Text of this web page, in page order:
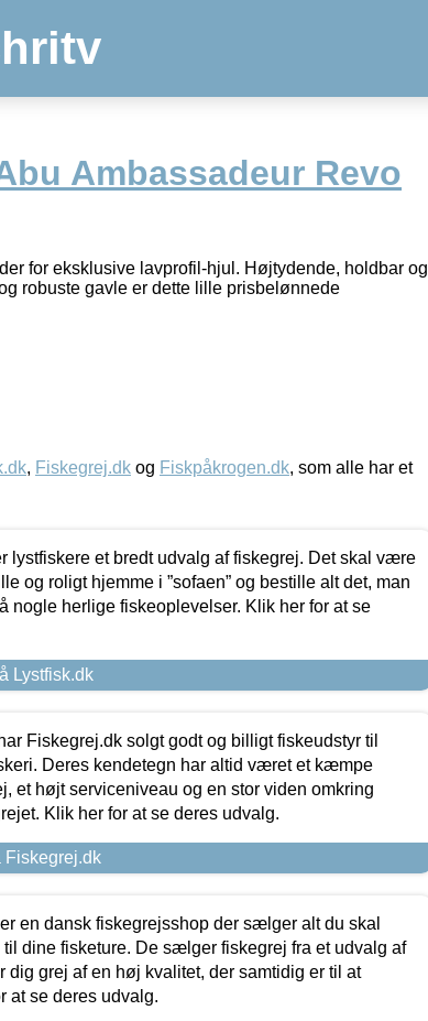
Ambassadeur Revo
for eksklusive lavprofil-hjul. Højtydende, holdbar og
robuste gavle er dette lille prisbelønnede
, Fiskegrej.dk og Fiskpåkrogen.dk, som alle har et
lystfiskere et bredt udvalg af fiskegrej. Det skal være
og roligt hjemme i ”sofaen” og bestille alt det, man
nogle herlige fiskeoplevelser. Klik her for at se
Lystfisk.dk
Fiskegrej.dk solgt godt og billigt fiskeudstyr til
Deres kendetegn har altid været et kæmpe
et højt serviceniveau og en stor viden omkring
Klik her for at se deres udvalg.
Fiskegrej.dk
en dansk fiskegrejsshop der sælger alt du skal
til dine fisketure. De sælger fiskegrej fra et udvalg af
dig grej af en høj kvalitet, der samtidig er til at
at se deres udvalg.